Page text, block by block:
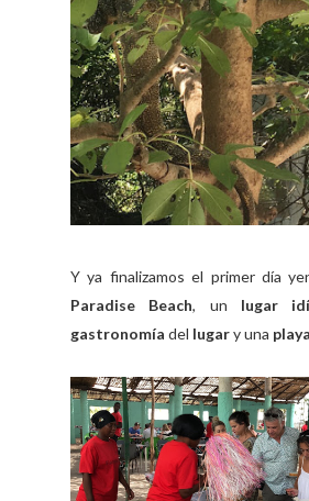
Y ya finalizamos el primer día
Paradise Beach, un lugar
gastronomía del lugary una